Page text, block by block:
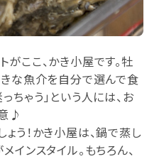
ここ、かき小屋です。牡
きな魚介を自分で選んで食
ちゃう」という人には、お
♪
う！かき小屋は、鍋で蒸し
インスタイル。もちろん、